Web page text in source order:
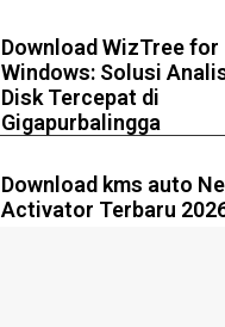
Download WizTree for
Windows: Solusi
Disk Tercepat di
Gigapurbalingga
Download kms auto
Activator Terbaru